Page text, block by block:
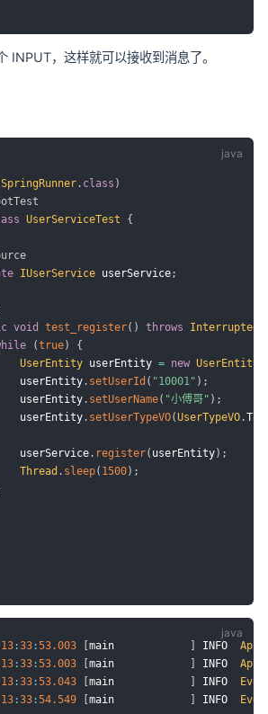
INPUT，这样就可以接收到消息了。
SpringRunner . class )
UserServiceTest {
IUserService userService;
void test_register( ) throws
(true)
{
UserEntity userEntity = new UserEntity
userEntity
. setUserId ( "10001" ) ;
userEntity
. setUserName( "小傅哥" ) ;
userEntity
. setUserTypeVO(UserTypeVO .T8
userService
. register( userEntity) ;
Thread . sleep( 1500) ;
:33 :53.003 [main ] INFO
:33 :53.003 [main ] INFO
:33 :53.043 [main ] INFO
:33 :54.549 [main ] INFO